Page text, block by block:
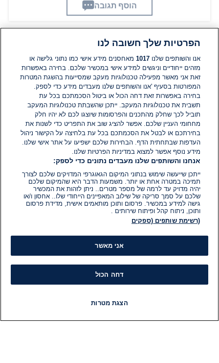
הוסף תגובה
תגובות
אין עדיין תגובות. היה הראשון להגיב
הוסף תגובה
הפרטיות שלך חשובה לנו
אנו והשותפים שלנו1017 מאחסנים מידע אישי כמו נתוני גלישה או
מזהים ייחודיים וניגשים למידע אישי במכשיר שלכם. בחירה באפשרות
זאת אני מאשר מפעילה טכנולוגיות מעקב שמסייעות בהשגת המטרות
המפורטות בסעיף 'אנו והשותפים שלנו מעבדים מידע כדי לספק.
בחירה באפשרות זאת דחה הכול או ביטול הסכמתכם בכל עת
תשבית את טכנולוגיות המעקב. ייתכן שהשבתת טכנולוגיות המעקב
תוביל לכך שחלק מהתכנים והפרסומות שיוצגו לכם לא יהיו חלק
מחחומי העניין שלכם. אפשר להציג שוב את התפריט כדי לשנות את
בחירתכם או לבטל את הסכמתכם בכל עת בלחיצה על הקישור ניהול
העדפות שבתחתית הדף. הבחירות שלכם ישפיעו על אתר אישי שלנו.
מידע נוסף אפשר למצוא במדיניות הפרטיות שלנו.
אנחנו והשותפים שלנו מעבדים נתונים כדי לספק:
ייתכן שייעשה שימוש בנתוני המיקום הגאוגרפי המדויקים שלכם לצורך
תמיכה במטרה אחת או יותר. משמעות הדבר היא שהמיקום שלכם
יהיה מדויק עד לרמה של מספר מטרים.. ניתן לזהות את המכשיר
שלכם על סמך סריקה של שילוב המאפיינים הייחודי שלו.. אחסון ו/או
גישה למידע במכשיר. פרסום ותוכן מותאמים אישית, מדידת פרסום
ותוכן, ניתוח קהל ופיתוח שירותים .
(רשימת שותפים (ספקים
אני מאשר
דחה הכול
הצגת מטרות